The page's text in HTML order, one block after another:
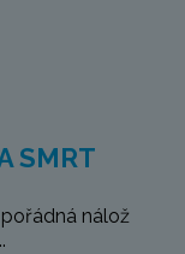
SMRT
nálož